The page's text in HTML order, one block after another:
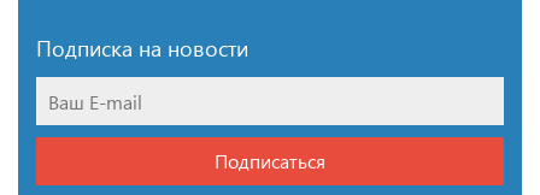
Подписка на новости
Подписаться